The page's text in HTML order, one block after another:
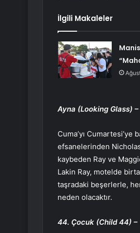
İlgili Makaleler
Ayna (Looking Glass)
Cuma’yı
efsanelerinden
kaybeden Ray ve
Lakin Ray, motelde
taşradaki beşerlerle,
neden olacaktır.
44. Çocuk (Child 44) –